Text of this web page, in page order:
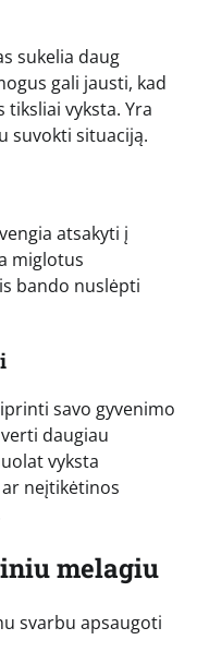
sukelia daug
gali jausti, kad
tiksliai vyksta. Yra
suvokti situaciją.
atsakyti į
miglotus
bando nuslėpti
savo gyvenimo
daugiau
vyksta
neįtikėtinos
melagiu
svarbu apsaugoti